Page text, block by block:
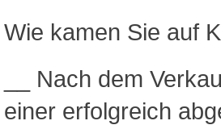
Wie kamen Sie auf
__ Nach dem
einer erfolgreich